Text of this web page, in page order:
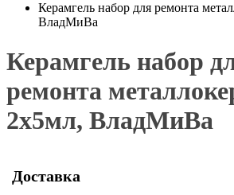
Керамгель набор для ремонта
ВладМиВа
Керамгель набор
ремонта
2х5мл, ВладМиВа
Доставка